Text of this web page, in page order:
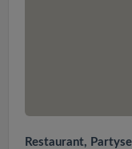
Restaurant,